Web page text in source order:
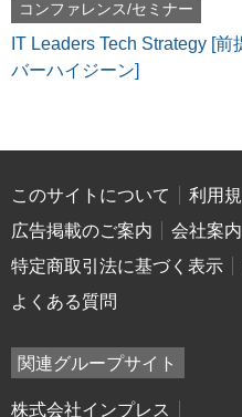
コンファレンス/セミナー
IT Leaders Tech Strategy [
バーハイジーン]
このサイトについて 利用
広告掲載のご案内
会社案内
特定商取引法に基づく表示
よくある質問
関連グループサイト
株式会社インプレス